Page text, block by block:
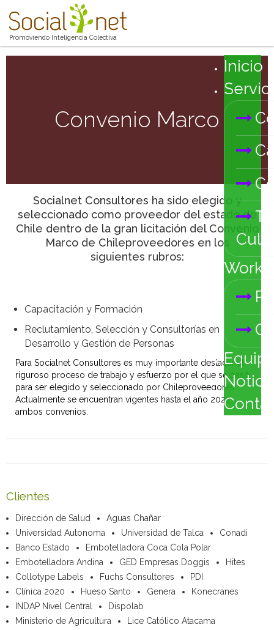
Promoviendo Inteligencia Colectiva
Inicio
Convenio Marco
Socialnet Consultores ha sido elegido y
seleccionado como proveedor del estado de
Chile dentro de la gran licitación del Convenio
Marco de Chileproveedores en los
siguientes rubros:
Capacitación y Formación
Reclutamiento, Selección y Consultorías en
Desarrollo y Gestión de Personas
Para Socialnet Consultores es muy importante destacar el
riguroso proceso de trabajo y esfuerzo por el que se pasó
para ser elegido y seleccionado por Chileproveedores.
Actualmente se encuentran vigentes hasta el año 2022
ambos convenios.
Clientes
Dirección de Salud
Aguas Chañar
Universidad Autonoma
Universidad de Talca
Conadi
Banco Estado
Embotelladora Coca Cola Polar
Embotelladora Andina
GED Empresas Doggis
Hites
Collotype Labels
Fuchs Consultores
PDI
Clínica 2020
Hueso Santo Genera
Konecranes
INDAP Nivel Central
Dispolab
Ministerio de Agricultura
Lice Católico Atacama